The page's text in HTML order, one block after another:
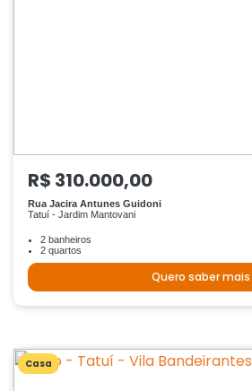
R$ 310.000,00
Rua Jacira Antunes Guidoni
Tatuí - Jardim Mantovani
2 banheiros
2 quartos
Quero saber mais
Casa